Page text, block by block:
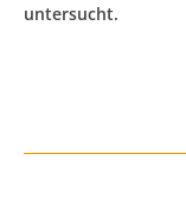
untersucht.